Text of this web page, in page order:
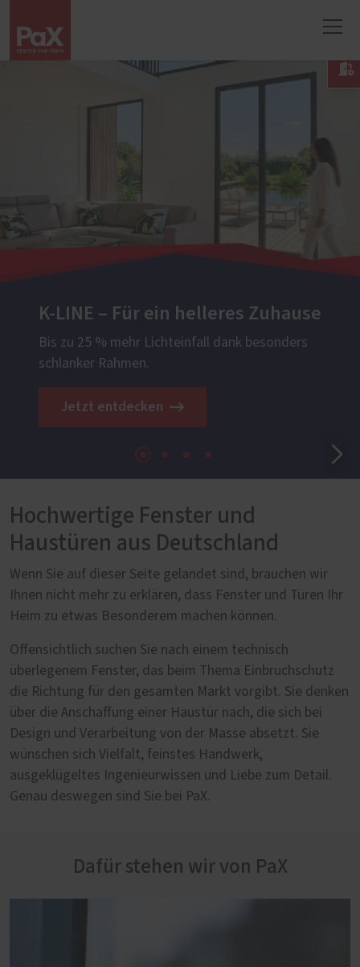
K-LINE – Für ein helleres Zuhause
Bis zu 25 % mehr Lichteinfall dank besonders
schlanker Rahmen.
Jetzt entdecken
Hochwertige Fenster und
Haustüren aus Deutschland
Wenn Sie auf dieser Seite gelandet sind, brauchen wir
Ihnen nicht mehr zu erklären, dass Fenster und Türen Ihr
Heim zu etwas Besonderem machen können.
Offensichtlich suchen Sie nach einem technisch
überlegenem Fenster, das beim Thema Einbruchschutz
die Richtung für den gesamten Markt vorgibt. Sie denken
über die Anschaffung einer Haustür nach, die sich bei
Design und Verarbeitung von der Masse absetzt. Sie
wünschen sich Vielfalt, feinstes Handwerk,
ausgeklügeltes Ingenieurwissen und Liebe zum Detail.
Genau deswegen sind Sie bei PaX.
Dafür stehen wir von PaX
